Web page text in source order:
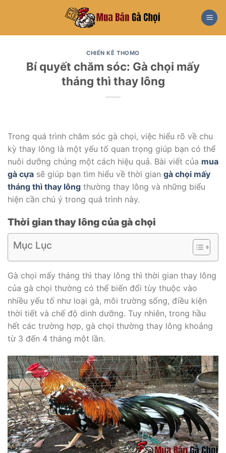
CHIẾN KÊ THOMO
Bí quyết chăm sóc: Gà chọi mấy
tháng thì thay lông
Trong quá trình chăm sóc gà chọi, việc hiểu rõ về chu
kỳ thay lông là một yếu tố quan trọng giúp bạn có thể
nuôi dưỡng chúng một cách hiệu quả. Bài viết của mua
gà cựa sẽ giúp bạn tìm hiểu về thời gian gà chọi mấy
tháng thì thay lông thường thay lông và những biểu
hiện cần chú ý trong quá trình này.
Thời gian thay lông của gà chọi
Mục Lục
Gà chọi mấy tháng thì thay lông thì thời gian thay lông
của gà chọi thường có thể biến đổi tùy thuộc vào
nhiều yếu tố như loại gà, môi trường sống, điều kiện
thời tiết và chế độ dinh dưỡng. Tuy nhiên, trong hầu
hết các trường hợp, gà chọi thường thay lông khoảng
từ 3 đến 4 tháng một lần.